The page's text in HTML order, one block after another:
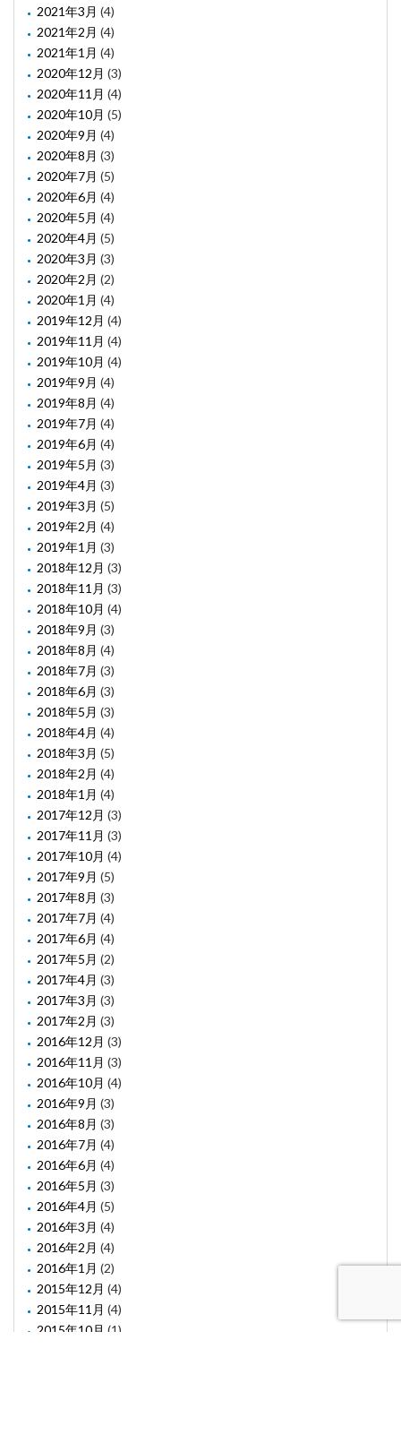
2021年3月 (4)
2021年2月 (4)
2021年1月 (4)
2020年12月 (3)
2020年11月 (4)
2020年10月 (5)
2020年9月 (4)
2020年8月 (3)
2020年7月 (5)
2020年6月 (4)
2020年5月 (4)
2020年4月 (5)
2020年3月 (3)
2020年2月 (2)
2020年1月 (4)
2019年12月 (4)
2019年11月 (4)
2019年10月 (4)
2019年9月 (4)
2019年8月 (4)
2019年7月 (4)
2019年6月 (4)
2019年5月 (3)
2019年4月 (3)
2019年3月 (5)
2019年2月 (4)
2019年1月 (3)
2018年12月 (3)
2018年11月 (3)
2018年10月 (4)
2018年9月 (3)
2018年8月 (4)
2018年7月 (3)
2018年6月 (3)
2018年5月 (3)
2018年4月 (4)
2018年3月 (5)
2018年2月 (4)
2018年1月 (4)
2017年12月 (3)
2017年11月 (3)
2017年10月 (4)
2017年9月 (5)
2017年8月 (3)
2017年7月 (4)
2017年6月 (4)
2017年5月 (2)
2017年4月 (3)
2017年3月 (3)
2017年2月 (3)
2016年12月 (3)
2016年11月 (3)
2016年10月 (4)
2016年9月 (3)
2016年8月 (3)
2016年7月 (4)
2016年6月 (4)
2016年5月 (3)
2016年4月 (5)
2016年3月 (4)
2016年2月 (4)
2016年1月 (2)
2015年12月 (4)
2015年11月 (4)
2015年10月 (1)